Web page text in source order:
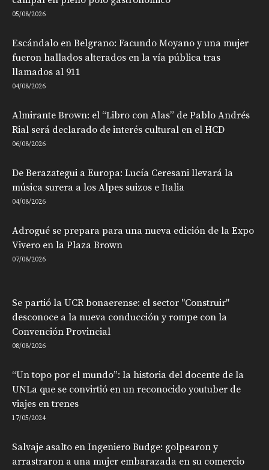
05/08/2026
Escándalo en Belgrano: Facundo Moyano y una mujer
fueron hallados alterados en la vía pública tras
llamados al 911
04/08/2026
Almirante Brown: el “Libro con Alas” de Pablo Andrés
Rial será declarado de interés cultural en el HCD
06/08/2026
De Berazategui a Europa: Lucía Ceresani llevará la
música surera a los Alpes suizos e Italia
04/08/2026
Adrogué se prepara para una nueva edición de la Expo
Vivero en la Plaza Brown
07/08/2026
Se partió la UCR bonaerense: el sector "Construir"
desconoce a la nueva conducción y rompe con la
Convención Provincial
08/08/2026
“Un topo por el mundo”: la historia del docente de la
UNLa que se convirtió en un reconocido youtuber de
viajes en trenes
17/05/2024
Salvaje asalto en Ingeniero Budge: golpearon y
arrastraron a una mujer embarazada en su comercio